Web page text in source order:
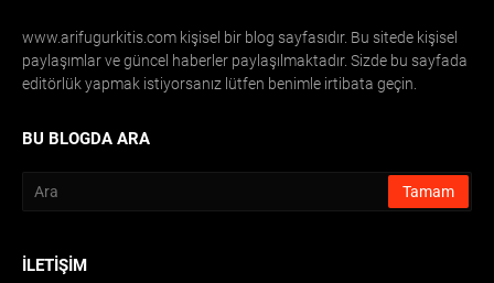
www.arifugurkitis.com kişisel bir blog sayfasıdır. Bu sitede kişisel
paylaşımlar ve güncel haberler paylaşılmaktadır. Sizde bu sayfada
editörlük yapmak istiyorsanız lütfen benimle irtibata geçin.
BU BLOGDA ARA
İLETIŞIM